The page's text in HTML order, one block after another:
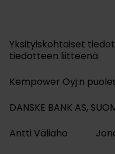
Yksityiskohtaiset
tiedotteen liitteenä.
Kempower Oyj:n
DANSKE BANK AS,
Antti Väliaho